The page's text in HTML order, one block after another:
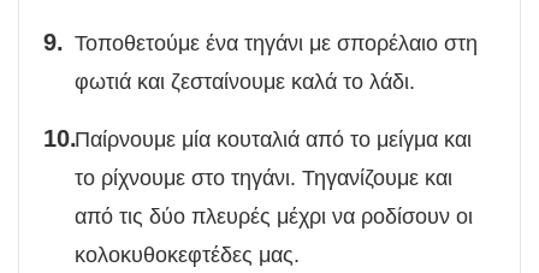
Τοποθετούμε ένα τηγάνι με σπορέλαιο στη
φωτιά και ζεσταίνουμε καλά το λάδι.
Παίρνουμε μία κουταλιά από το μείγμα και
το ρίχνουμε στο τηγάνι. Τηγανίζουμε και
από τις δύο πλευρές μέχρι να ροδίσουν οι
κολοκυθοκεφτέδες μας.